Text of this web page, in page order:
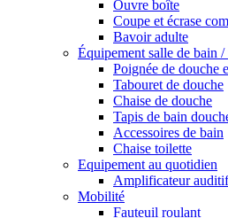
Ouvre boîte
Coupe et écrase
Bavoir adulte
Équipement salle de bain
Poignée de douche
Tabouret de douche
Chaise de douche
Tapis de bain
Accessoires de bain
Chaise toilette
Equipement au quotidien
Amplificateur auditif
Mobilité
Fauteuil roulant